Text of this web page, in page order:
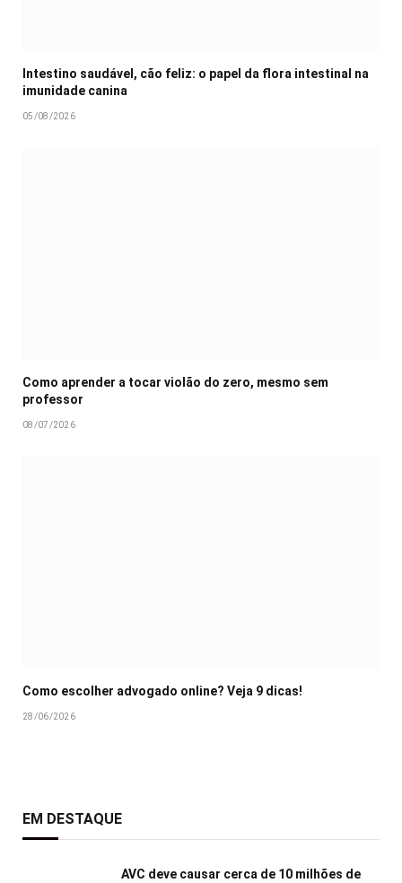
Intestino saudável, cão feliz: o papel da flora intestinal na
imunidade canina
05/08/2026
Como aprender a tocar violão do zero, mesmo sem
professor
08/07/2026
Como escolher advogado online? Veja 9 dicas!
28/06/2026
EM DESTAQUE
AVC deve causar cerca de 10 milhões de